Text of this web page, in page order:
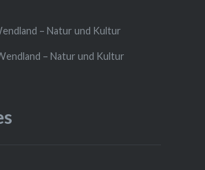
– Natur und Kultur
– Natur und Kultur